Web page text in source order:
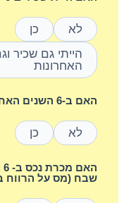
לא
כן
האחרונות
האם ב-6 השנים האחרונות נולד לך ילד/ה?
לא כן
שבח (מס על הרווח